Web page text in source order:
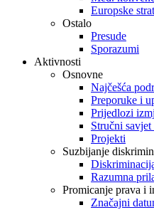
Europske
Ostalo
Presude
Sporazumi
Aktivnosti
Osnovne
Najčešća
Preporuke i
Prijedlozi
Stručni
Projekti
Suzbijanje
Razumna
Promicanje prava i
Značajni